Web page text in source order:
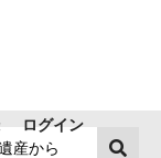
ログイン